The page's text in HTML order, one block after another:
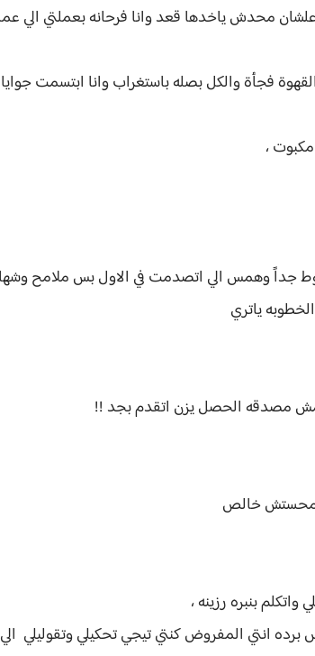
محدش ياخدها قعد وانا فرحانه بعملتي الي
فجأة والكل بصله باستغراب وانا ابتسمت
،
جداً وهمس الي اتصدمت في الاول بس ملامح وشها
ياتري
مصدقه الحصل يزن اتقدم بجد !!
محستش خالص
بنبره رزينه ،
انتي المفروض كنتي تيجي تحكيلي وتقوليلي